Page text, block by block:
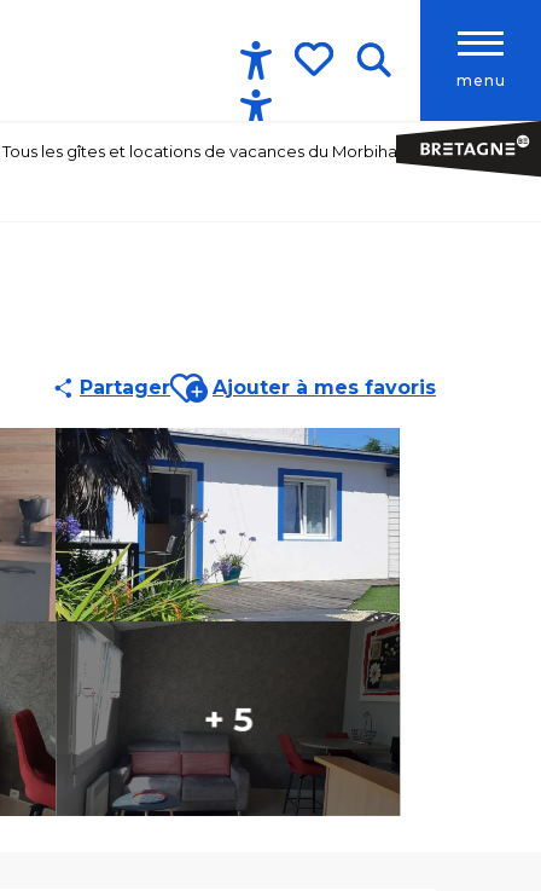
menu
Accessibilité
Tous les gîtes et locations de vacances du Morbihan
PartagerAjouter aux favoris
Ajouter à mes favoris
+ 5